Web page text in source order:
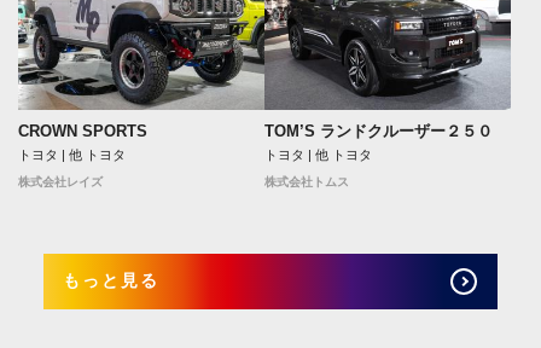
CROWN SPORTS
トヨタ | 他 トヨタ
株式会社レイズ
TOM’S ランドクルーザー２５０
トヨタ | 他 トヨタ
株式会社トムス
もっと見る